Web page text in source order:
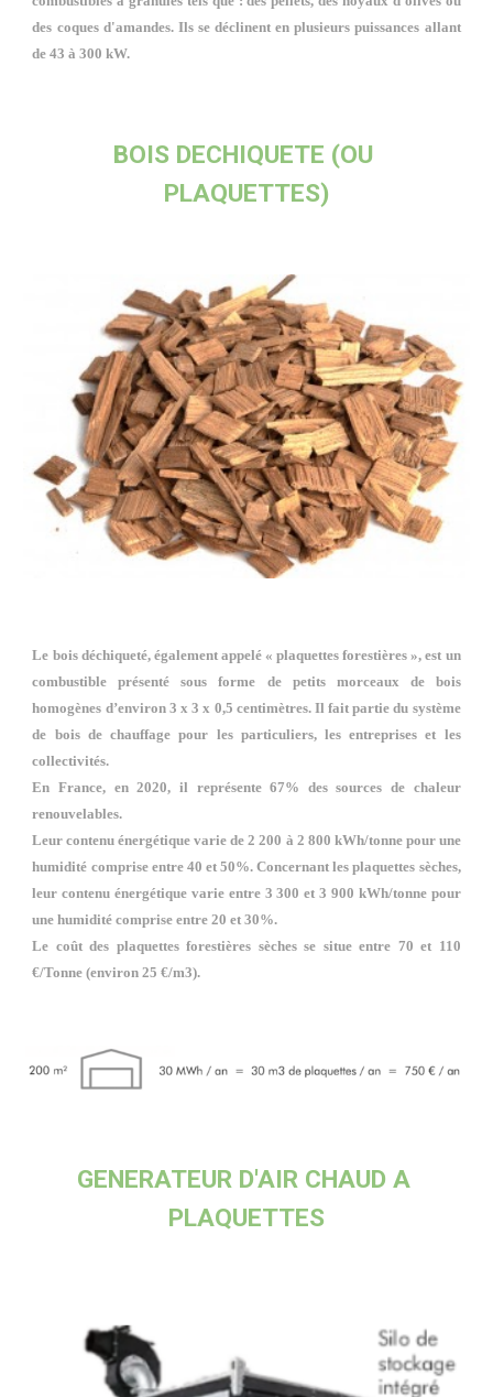
des coques d'amandes. Ils se déclinent en plusieurs puissances allant
de 43 à 300 kW.
BOIS DECHIQUETE (OU
PLAQUETTES)
Le bois déchiqueté, également appelé « plaquettes forestières », est un
combustible présenté sous forme de petits morceaux de bois
homogènes d’environ 3 x 3 x 0,5 centimètres. Il fait partie du système
de bois de chauffage pour les particuliers, les entreprises et les
collectivités.
En France, en 2020, il représente 67% des sources de chaleur
renouvelables.
Leur contenu énergétique varie de 2 200 à 2 800 kWh/tonne pour une
humidité comprise entre 40 et 50%. Concernant les plaquettes sèches,
leur contenu énergétique varie entre 3 300 et 3 900 kWh/tonne pour
une humidité comprise entre 20 et 30%.
Le coût des plaquettes forestières sèches se situe entre 70 et 110
€/Tonne (environ 25 €/m3).
GENERATEUR D'AIR CHAUD A
PLAQUETTES